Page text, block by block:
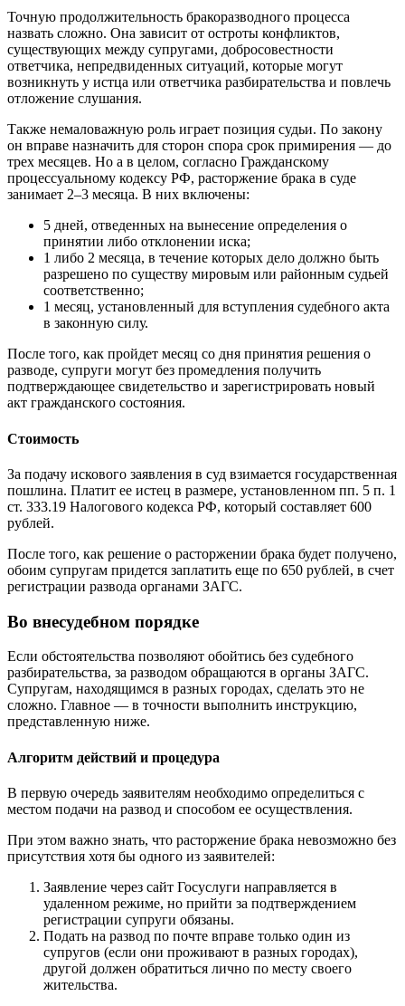
Точную продолжительность бракоразводного процесса
назвать сложно. Она зависит от остроты конфликтов,
существующих между супругами, добросовестности
ответчика, непредвиденных ситуаций, которые могут
возникнуть у истца или ответчика разбирательства и повлечь
отложение слушания.
Также немаловажную роль играет позиция судьи. По закону
он вправе назначить для сторон спора срок примирения — до
трех месяцев. Но а в целом, согласно Гражданскому
процессуальному кодексу РФ, расторжение брака в суде
занимает 2–3 месяца. В них включены:
5 дней, отведенных на вынесение определения о
принятии либо отклонении иска;
1 либо 2 месяца, в течение которых дело должно быть
разрешено по существу мировым или районным судьей
соответственно;
1 месяц, установленный для вступления судебного акта
в законную силу.
После того, как пройдет месяц со дня принятия решения о
разводе, супруги могут без промедления получить
подтверждающее свидетельство и зарегистрировать новый
акт гражданского состояния.
Стоимость
За подачу искового заявления в суд взимается государственная
пошлина. Платит ее истец в размере, установленном пп. 5 п. 1
ст. 333.19 Налогового кодекса РФ, который составляет 600
рублей.
После того, как решение о расторжении брака будет получено,
обоим супругам придется заплатить еще по 650 рублей, в счет
регистрации развода органами ЗАГС.
Во внесудебном порядке
Если обстоятельства позволяют обойтись без судебного
разбирательства, за разводом обращаются в органы ЗАГС.
Супругам, находящимся в разных городах, сделать это не
сложно. Главное — в точности выполнить инструкцию,
представленную ниже.
Алгоритм действий и процедура
В первую очередь заявителям необходимо определиться с
местом подачи на развод и способом ее осуществления.
При этом важно знать, что расторжение брака невозможно без
присутствия хотя бы одного из заявителей:
Заявление через сайт Госуслуги направляется в
удаленном режиме, но прийти за подтверждением
регистрации супруги обязаны.
Подать на развод по почте вправе только один из
супругов (если они проживают в разных городах),
другой должен обратиться лично по месту своего
жительства.